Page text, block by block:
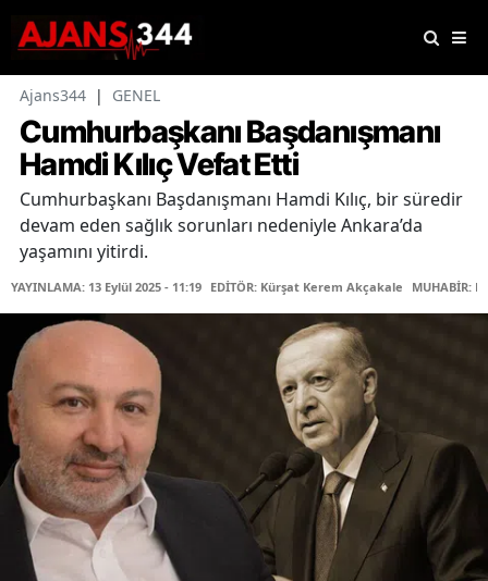
Ajans344 | GENEL
Cumhurbaşkanı Başdanışmanı
Hamdi Kılıç Vefat Etti
Cumhurbaşkanı Başdanışmanı Hamdi Kılıç, bir süredir
devam eden sağlık sorunları nedeniyle Ankara’da
yaşamını yitirdi.
YAYINLAMA: 13 Eylül 2025 - 11:19 EDİTÖR: Kürşat Kerem Akçakale MUHABİR: